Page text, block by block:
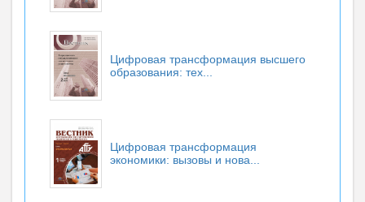
Цифровая трансформация высшего
образования: тех...
Цифровая трансформация
экономики: вызовы и нова...